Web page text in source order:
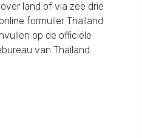
land of via zee drie
formulier Thailand
op de officiële
van Thailand.